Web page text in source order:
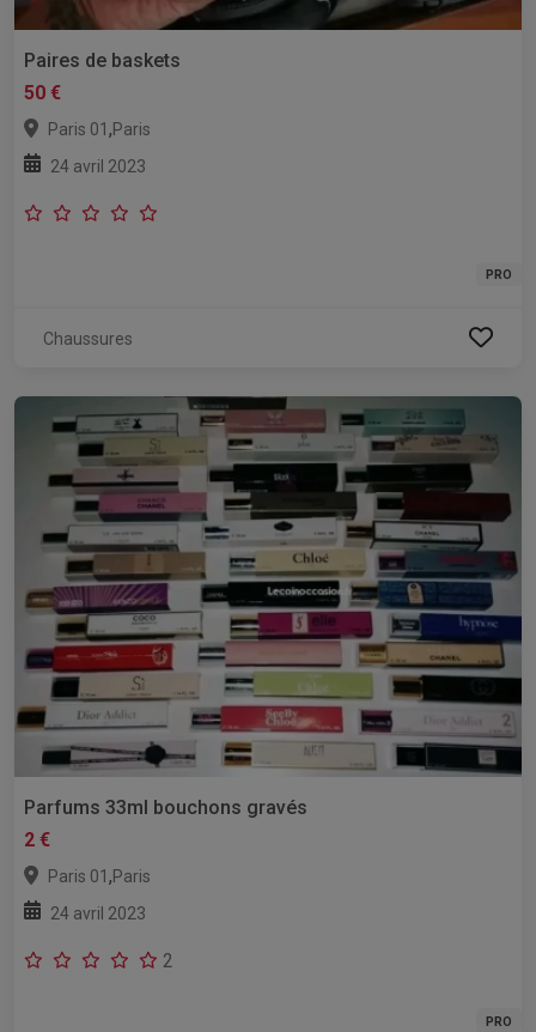
Paires de baskets
50 €
Paris 01 ,Paris
24 avril 2023
PRO
Chaussures
Parfums 33ml bouchons gravés
2 €
Paris 01,Paris
24 avril 2023
2
PRO